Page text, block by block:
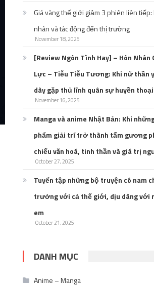
Giá vàng thế giới giảm 3 phiên liên tiếp:
nhân và tác động đến thị trường
November 18, 2025
[Review Ngôn Tình Hay] – Hôn Nhân
Lực – Tiễu Tiễu Tương: Khi nữ thần
dày gặp thủ lĩnh quân sự huyền thoại
November 16, 2025
Manga và anime Nhật Bản: Khi
phẩm giải trí trở thành tấm gương
chiếu văn hoá, tinh thần và giá trị
October 27, 2025
Tuyển tập những bộ truyện có nam
trưởng với cả thế giới, dịu dàng với
em
October 21, 2025
DANH MỤC
Anime – Manga